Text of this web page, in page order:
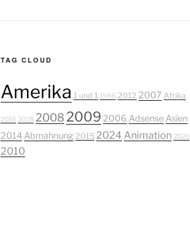
TAG CLOUD
Amerika 1 und 1 1986 2012 2007 Afrika
2016 2028 2008 2009 2006 Adsense Asien
2014 Abmahnung 2015 2024 Animation 2020
2010